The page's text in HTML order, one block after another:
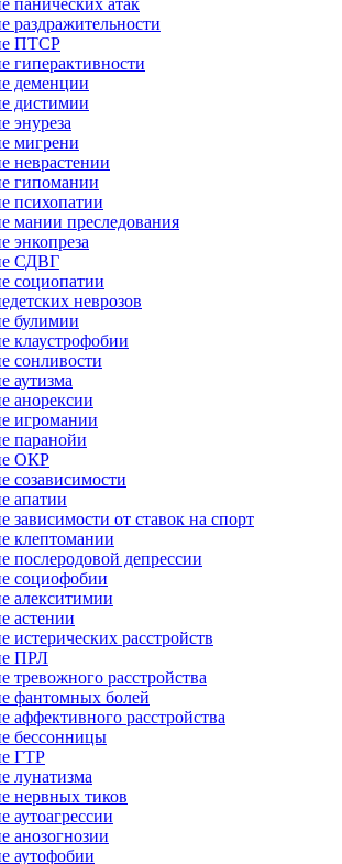
панических атак
раздражительности
ПТСР
гиперактивности
деменции
дистимии
энуреза
мигрени
неврастении
гипомании
психопатии
мании преследования
энкопреза
СДВГ
социопатии
неврозов
булимии
клаустрофобии
сонливости
аутизма
анорексии
игромании
паранойи
ОКР
созависимости
апатии
зависимости от ставок на спорт
клептомании
послеродовой депрессии
социофобии
алекситимии
астении
истерических расстройств
ПРЛ
тревожного расстройства
фантомных болей
аффективного расстройства
бессонницы
ГТР
лунатизма
нервных тиков
аутоагрессии
анозогнозии
аутофобии